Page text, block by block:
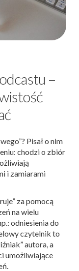
–
Pisał o nim
chodzi o zbiór
i zamiarami
za pomocą
na wielu
odniesienia do
czytelnik to
autora, a
umożliwiające